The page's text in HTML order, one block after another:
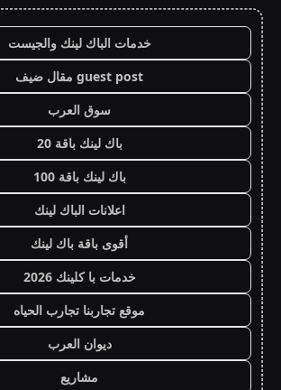
خدمات الباك لينك والجيست
guest post مقال ضيف
سوق العرب
باك لينك باقة 20
باك لينك باقة 100
اعلانات الباك لينك
أقوى باقة باك لينك
خدمات با كلينك 2026
موقع تجاربنا تجارب الحياه
ديوان العرب
مشاريع